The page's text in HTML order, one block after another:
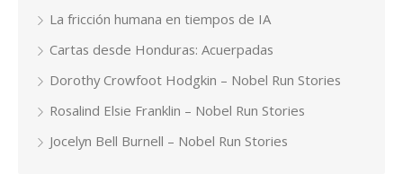
La fricción humana en tiempos de IA
Cartas desde Honduras: Acuerpadas
Dorothy Crowfoot Hodgkin – Nobel Run Stories
Rosalind Elsie Franklin – Nobel Run Stories
Jocelyn Bell Burnell – Nobel Run Stories